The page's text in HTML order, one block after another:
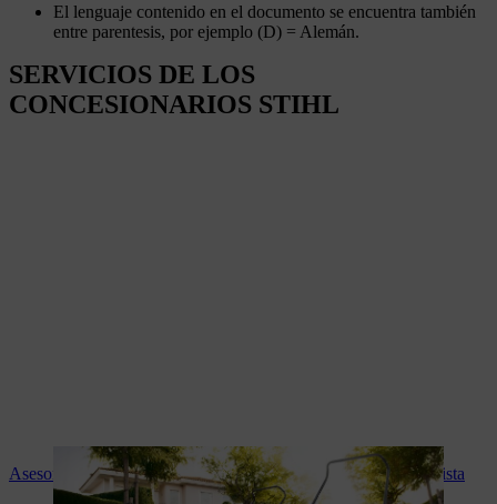
El lenguaje contenido en el documento se encuentra también
entre parentesis, por ejemplo (D) = Alemán.
SERVICIOS DE LOS
CONCESIONARIOS STIHL
Asesoramiento experto y servicio STIHL en tu tienda especialista